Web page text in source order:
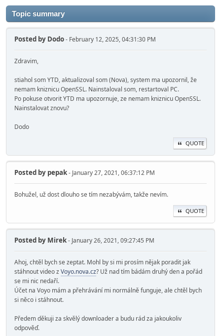
Topic summary
Posted by Dodo- February 12, 2025, 04:31:30 PM
Zdravim,
stiahol som YTD, aktualizoval som (Nova), system ma upozornil, že
nemam kniznicu OpenSSL. Nainstaloval som, restartoval PC.
Po pokuse otvorit YTD ma upozornuje, ze nemam kniznicu OpenSSL.
Nainstalovat znovu?
Dodo
QUOTE
Posted by pepak- January 27, 2021, 06:37:12 PM
Bohužel, už dost dlouho se tím nezabývám, takže nevím.
QUOTE
Posted by Mirek- January 26, 2021, 09:27:45 PM
Ahoj, chtěl bych se zeptat. Mohl by si mi prosím nějak poradit jak
stáhnout video zVoyo.nova.cz? Už nad tím bádám druhý den a pořád
se mi nic nedaří.
Účet na Voyo mám a přehrávání mi normálně funguje, ale chtěl bych
si něco i stáhnout.
Předem děkuji za skvělý downloader a budu rád za jakoukoliv
odpověď.